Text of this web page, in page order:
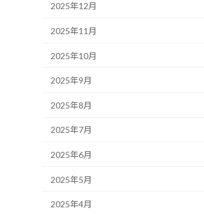
2025年12月
2025年11月
2025年10月
2025年9月
2025年8月
2025年7月
2025年6月
2025年5月
2025年4月